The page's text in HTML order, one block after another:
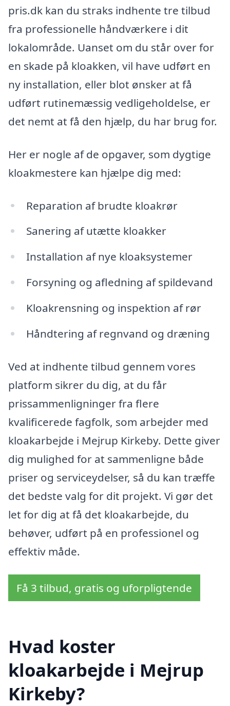
pris.dk kan du straks indhente tre tilbud
fra professionelle håndværkere i dit
lokalområde. Uanset om du står over for
en skade på kloakken, vil have udført en
ny installation, eller blot ønsker at få
udført rutinemæssig vedligeholdelse, er
det nemt at få den hjælp, du har brug for.
Her er nogle af de opgaver, som dygtige
kloakmestere kan hjælpe dig med:
Reparation af brudte kloakrør
Sanering af utætte kloakker
Installation af nye kloaksystemer
Forsyning og afledning af spildevand
Kloakrensning og inspektion af rør
Håndtering af regnvand og dræning
Ved at indhente tilbud gennem vores
platform sikrer du dig, at du får
prissammenligninger fra flere
kvalificerede fagfolk, som arbejder med
kloakarbejde i Mejrup Kirkeby. Dette giver
dig mulighed for at sammenligne både
priser og serviceydelser, så du kan træffe
det bedste valg for dit projekt. Vi gør det
let for dig at få det kloakarbejde, du
behøver, udført på en professionel og
effektiv måde.
Få 3 tilbud, gratis og uforpligtende
Hvad koster
kloakarbejde i Mejrup
Kirkeby?